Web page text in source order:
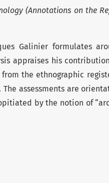
(Annotations on the
Galinier formulates
appraises his
the ethnographic
assessments are
by the notion of